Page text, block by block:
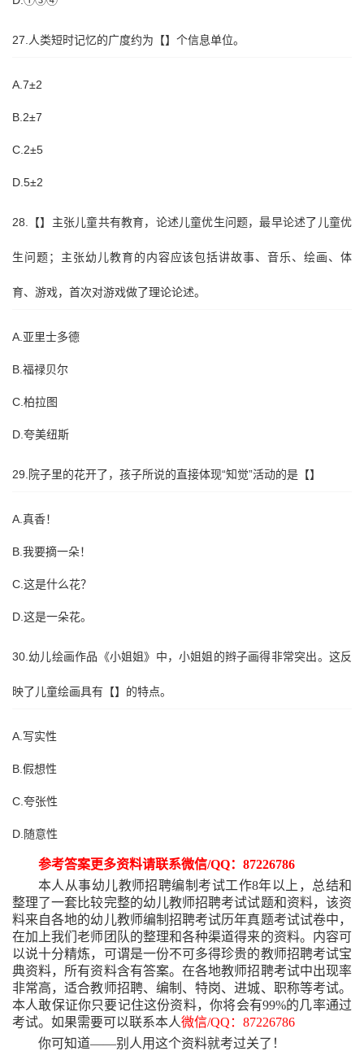
27.人类短时记忆的广度约为【】个信息单位。
A.7±2
B.2±7
C.2±5
D.5±2
28.【】主张儿童共有教育，论述儿童优生问题，最早论述了儿童优
生问题；主张幼儿教育的内容应该包括讲故事、音乐、绘画、体
育、游戏，首次对游戏做了理论论述。
A.亚里士多德
B.福禄贝尔
C.柏拉图
D.夸美纽斯
29.院子里的花开了，孩子所说的直接体现“知觉”活动的是【】
A.真香！
B.我要摘一朵！
C.这是什么花？
D.这是一朵花。
30.幼儿绘画作品《小姐姐》中，小姐姐的辫子画得非常突出。这反
映了儿童绘画具有【】的特点。
A.写实性
B.假想性
C.夸张性
D.随意性
参考答案更多资料请联系微信/QQ：87226786
本人从事幼儿教师招聘编制考试工作8年以上，总结和
整理了一套比较完整的幼儿教师招聘考试试题和资料，该资
料来自各地的幼儿教师编制招聘考试历年真题考试试卷中，
在加上我们老师团队的整理和各种渠道得来的资料。内容可
以说十分精炼，可谓是一份不可多得珍贵的教师招聘考试宝
典资料，所有资料含有答案。在各地教师招聘考试中出现率
非常高，适合教师招聘、编制、特岗、进城、职称等考试。
本人敢保证你只要记住这份资料，你将会有99%的几率通过
考试。如果需要可以联系本人微信/QQ：87226786
你可知道——别人用这个资料就考过关了！